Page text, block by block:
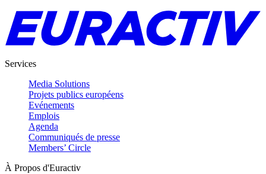
Services
Media Solutions
Projets publics européens
Evénements
Emplois
Agenda
Communiqués de presse
Members’ Circle
À Propos d'Euractiv